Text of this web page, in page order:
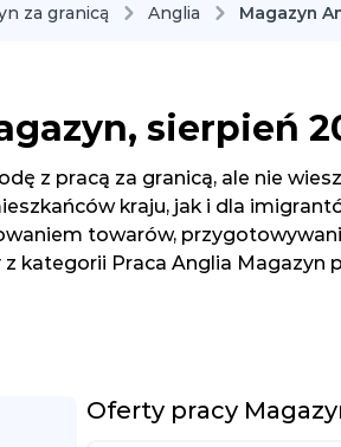
za granicą Anglia Magazyn
sierpień
z pracą za granicą, ale nie
kraju, jak i dla
towarów,
kategorii Praca Anglia
Oferty pracy